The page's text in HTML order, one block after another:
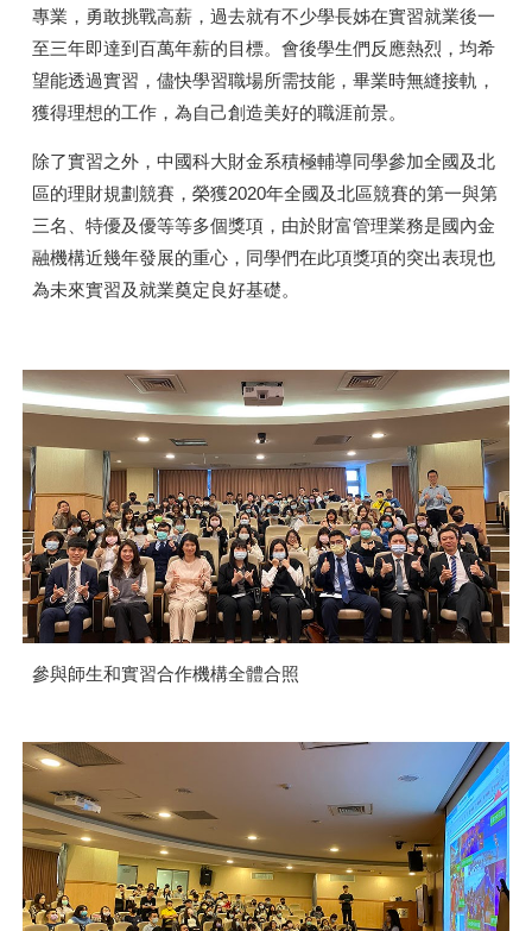
專業，勇敢挑戰高薪，過去就有不少學長姊在實習就業後一
至三年即達到百萬年薪的目標。會後學生們反應熱烈，均希
望能透過實習，儘快學習職場所需技能，畢業時無縫接軌，
獲得理想的工作，為自己創造美好的職涯前景。
除了實習之外，中國科大財金系積極輔導同學參加全國及北
區的理財規劃競賽，榮獲2020年全國及北區競賽的第一與第
三名、特優及優等等多個獎項，由於財富管理業務是國內金
融機構近幾年發展的重心，同學們在此項獎項的突出表現也
為未來實習及就業奠定良好基礎。
參與師生和實習合作機構全體合照